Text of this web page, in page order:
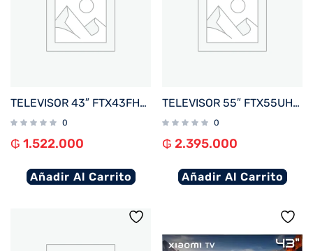
TELEVISOR 43″ FTX43FHD4V1 FHD DIG/SMART/2HDMI/2USB/RED/AND14 BORDE INFINITO
0
₲ 1.522.000
Añadir Al Carrito
TELEVISOR 55″ FTX55UHD5V1 4K UHD DIG/SMART/3HDMI/2USB/RED/AND15 + MAGIC REMOTE BORDE INFIN
0
₲ 2.395.000
Añadir Al Carrito